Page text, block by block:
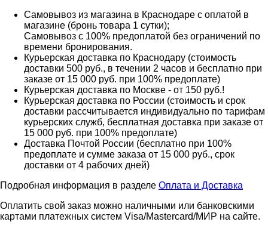
Самовывоз из магазина в Краснодаре с оплатой в
магазине (бронь товара 1 сутки);
Самовывоз с 100% предоплатой без ограничений по
времени бронирования.
Курьерская доставка по Краснодару (стоимость
доставки 500 руб., в течении 2 часов и бесплатно при
заказе от 15 000 руб. при 100% предоплате)
Курьерская доставка по Москве - от 150 руб.!
Курьерская доставка по России (стоимость и срок
доставки рассчитывается индивидуально по тарифам
курьерских служб, бесплатная доставка при заказе от
15 000 руб. при 100% предоплате)
Доставка Почтой России (бесплатно при 100%
предоплате и сумме заказа от 15 000 руб., срок
доставки от 4 рабочих дней)
Подробная информация в разделе Оплата и Доставка
Оплатить свой заказ можно наличными или банковскими
картами платежных систем Visa/Mastercard/МИР на сайте.